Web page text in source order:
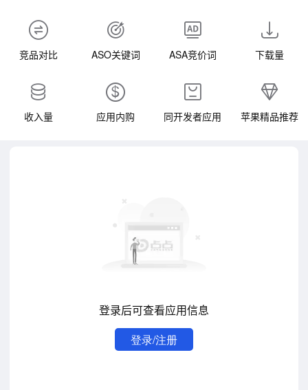
竞品对比 ASO关键词 ASA竞价词 下载量
收入量 应用内购 同开发者应用 苹果精品推荐
登录后可查看应用信息
登录/注册